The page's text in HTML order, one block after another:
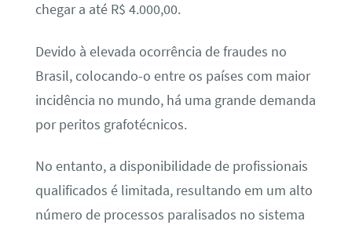
chegar a até R$ 4.000,00.
Devido à elevada ocorrência de fraudes no
Brasil, colocando-o entre os países com maior
incidência no mundo, há uma grande demanda
por peritos grafotécnicos.
No entanto, a disponibilidade de profissionais
qualificados é limitada, resultando em um alto
número de processos paralisados no sistema